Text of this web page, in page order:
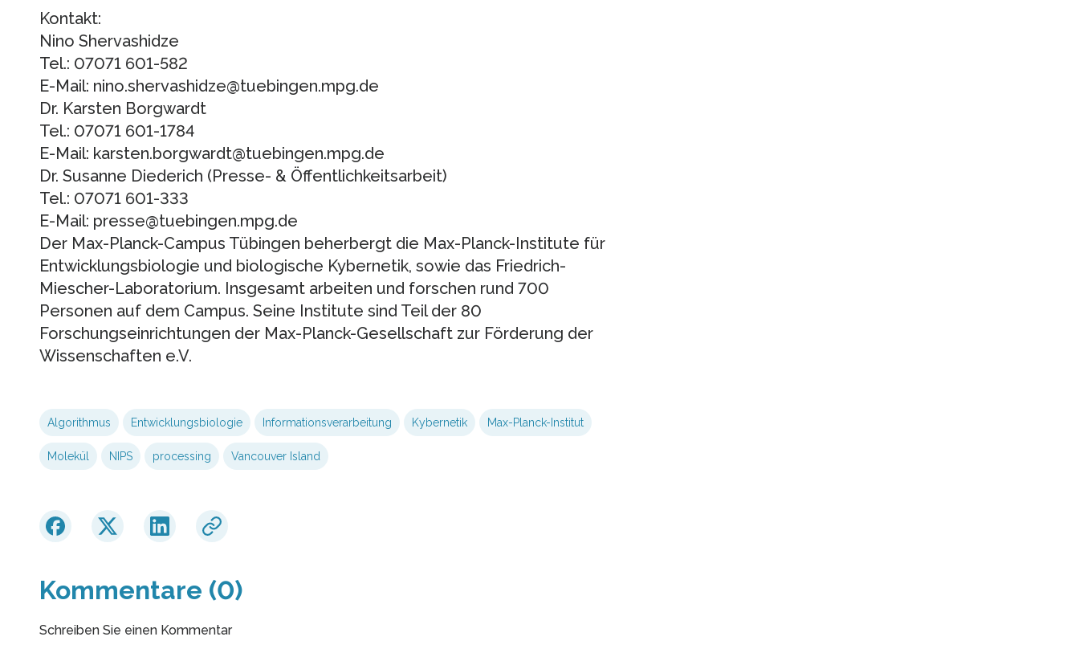
Kontakt:
Nino Shervashidze
Tel.: 07071 601-582
E-Mail: nino.shervashidze@tuebingen.mpg.de
Dr. Karsten Borgwardt
Tel.: 07071 601-1784
E-Mail: karsten.borgwardt@tuebingen.mpg.de
Dr. Susanne Diederich (Presse- & Öffentlichkeitsarbeit)
Tel.: 07071 601-333
E-Mail: presse@tuebingen.mpg.de
Der Max-Planck-Campus Tübingen beherbergt die Max-Planck-Institute für
Entwicklungsbiologie und biologische Kybernetik, sowie das Friedrich-
Miescher-Laboratorium. Insgesamt arbeiten und forschen rund 700
Personen auf dem Campus. Seine Institute sind Teil der 80
Forschungseinrichtungen der Max-Planck-Gesellschaft zur Förderung der
Wissenschaften e.V.
Algorithmus Entwicklungsbiologie Informationsverarbeitung Kybernetik Max-Planck-Institut
Molekül NIPS processing Vancouver Island
Kommentare (0)
Schreiben Sie einen Kommentar